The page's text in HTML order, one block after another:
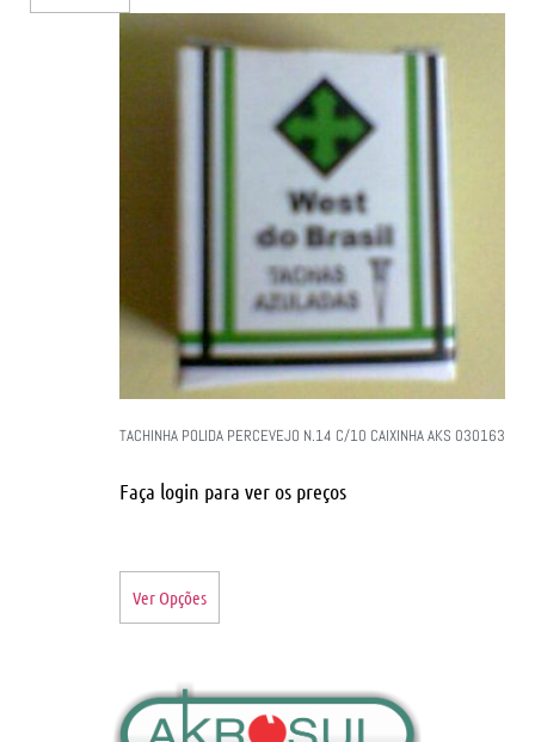
TACHINHA POLIDA PERCEVEJO N.14 C/10 CAIXINHA AKS 030163
Faça login para ver os preços
Ver Opções